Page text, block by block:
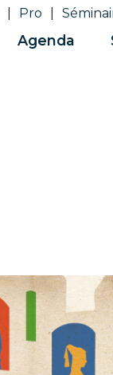
Pro
Agenda